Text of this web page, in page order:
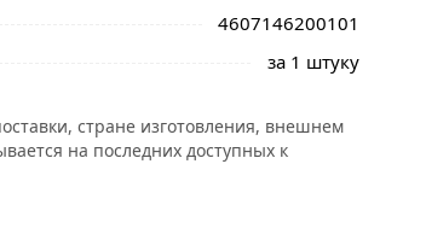
4607146200101
за 1 штуку
стране изготовления, внешнем
на последних доступных к